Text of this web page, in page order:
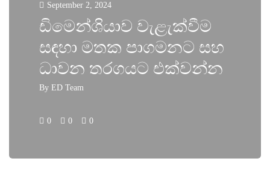
September 2, 2024
ඩිමෙන්ශියාව වැළැක්වීම
සඳහා මතක පාගමනට සහ
ධාවන තරගයට එක්වන්න
By ED Team
0 0 0